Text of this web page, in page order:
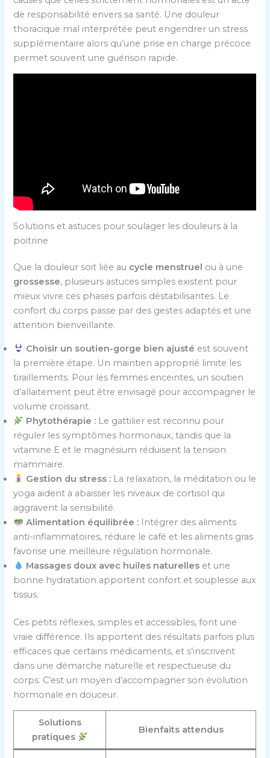
de responsabilité envers sa santé. Une douleur
thoracique mal interprétée peut engendrer un stress
supplémentaire alors qu’une prise en charge précoce
permet souvent une guérison rapide.
Solutions et astuces pour soulager les douleurs à la
poitrine
Que la douleur soit liée au cycle menstruel ou à une
grossesse, plusieurs astuces simples existent pour
mieux vivre ces phases parfois déstabilisantes. Le
confort du corps passe par des gestes adaptés et une
attention bienveillante.
Choisir un soutien-gorge bien ajusté est souvent
la première étape. Un maintien approprié limite les
tiraillements. Pour les femmes enceintes, un soutien
d’allaitement peut être envisagé pour accompagner le
volume croissant.
Phytothérapie : Le gattilier est reconnu pour
réguler les symptômes hormonaux, tandis que la
vitamine E et le magnésium réduisent la tension
mammaire.
Gestion du stress : La relaxation, la méditation ou le
yoga aident à abaisser les niveaux de cortisol qui
aggravent la sensibilité.
Alimentation équilibrée : Intégrer des aliments
anti-inflammatoires, réduire le café et les aliments gras
favorise une meilleure régulation hormonale.
Massages doux avec huiles naturelles et une
bonne hydratation apportent confort et souplesse aux
tissus.
Ces petits réflexes, simples et accessibles, font une
vraie différence. Ils apportent des résultats parfois plus
efficaces que certains médicaments, et s’inscrivent
dans une démarche naturelle et respectueuse du
corps. C’est un moyen d’accompagner son évolution
hormonale en douceur.
Solutions
pratiques
Bienfaits attendus